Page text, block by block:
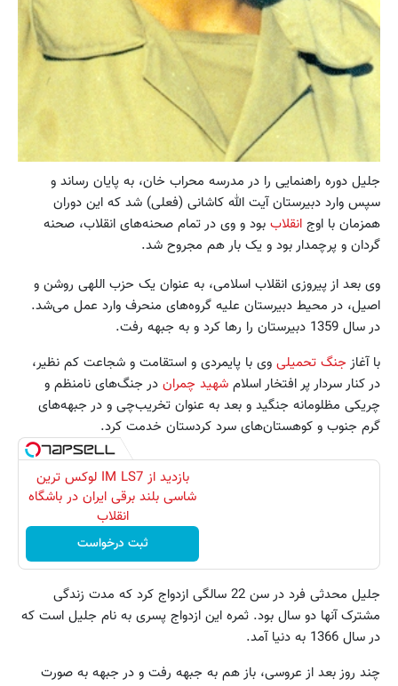
جلیل دوره راهنمایی را در مدرسه محراب خان، به پایان رساند و
سپس وارد دبیرستان آیت الله کاشانی (فعلی) شد که این دوران
همزمان با اوج انقلاب بود و وی در تمام صحنه‌های انقلاب، صحنه
گردان و پرچمدار بود و یک بار هم مجروح شد.
وی بعد از پیروزی انقلاب اسلامی، به عنوان یک حزب اللهی روشن و
اصیل، در محیط دبیرستان علیه گروه‌های منحرف وارد عمل می‌شد.
در سال 1359 دبیرستان را رها کرد و به جبهه رفت.
با آغازجنگ تحمیلی وی با پایمردی و استقامت و شجاعت کم نظیر،
در کنار سردار پر افتخار اسلام شهید چمران در جنگ‌های نامنظم و
چریکی مظلومانه جنگید و بعد به عنوان تخریب‌چی و در جبهه‌های
گرم جنوب و کوهستان‌های سرد کردستان خدمت کرد.
بازدید از IM LS7 لوکس ترین
شاسی بلند برقی ایران در باشگاه
انقلاب
ثبت درخواست
جلیل محدثی فرد در سن 22 سالگی ازدواج کرد که مدت زندگی
مشترک آنها دو سال بود. ثمره این ازدواج پسری به نام جلیل است که
در سال 1366 به دنیا آمد.
چند روز بعد از عروسی، باز هم به جبهه رفت و در جبهه به صورت